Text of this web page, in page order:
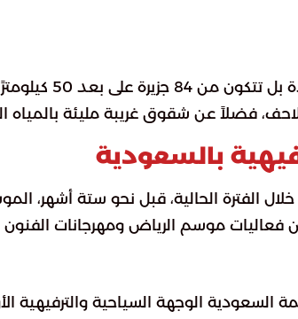
وهي ليست
فضلاً عن شقوق غريبة مليئة بالمياه
بالسعودية
الفترة الحالية، قبل نحو ستة أشهر،
فعاليات موسم الرياض ومهرجانات الفنون
الوجهة السياحية والترفيهية